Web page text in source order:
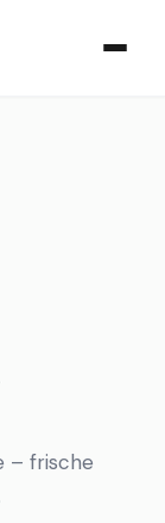
– frische